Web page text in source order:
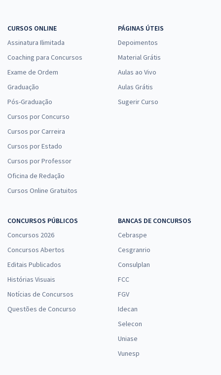
CURSOS ONLINE
Assinatura Ilimitada
Coaching para Concursos
Exame de Ordem
Graduação
Pós-Graduação
Cursos por Concurso
Cursos por Carreira
Cursos por Estado
Cursos por Professor
Oficina de Redação
Cursos Online Gratuitos
PÁGINAS ÚTEIS
Depoimentos
Material Grátis
Aulas ao Vivo
Aulas Grátis
Sugerir Curso
CONCURSOS PÚBLICOS
Concursos 2026
Concursos Abertos
Editais Publicados
Histórias Visuais
Notícias de Concursos
Questões de Concurso
BANCAS DE CONCURSOS
Cebraspe
Cesgranrio
Consulplan
FCC
FGV
Idecan
Selecon
Uniase
Vunesp